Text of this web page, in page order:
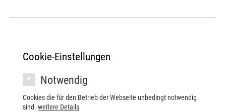
Cookie-Einstellungen
Notwendig
Cookies die für den Betrieb der Webseite unbedingt notwendig
sind. weitere Details